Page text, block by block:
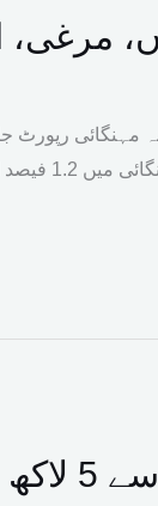
مرغی،
شماریات نے جولائی